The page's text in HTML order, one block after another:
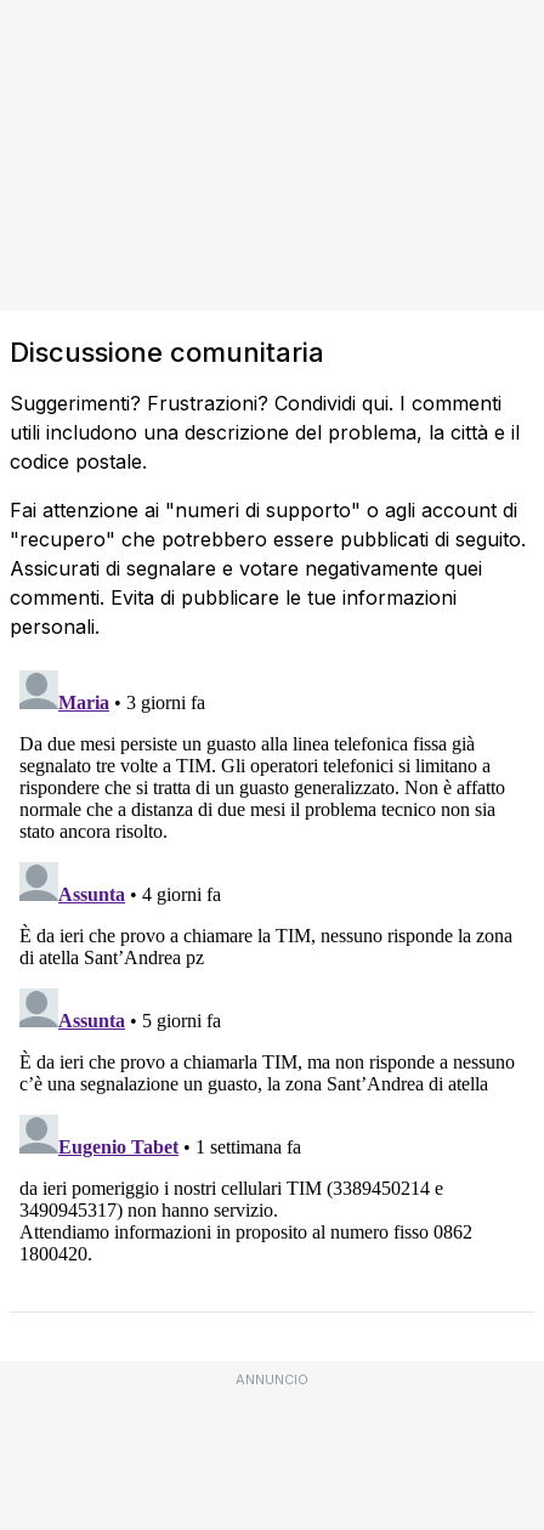
Discussione comunitaria
Suggerimenti? Frustrazioni? Condividi qui. I commenti
utili includono una descrizione del problema, la città e il
codice postale.
Fai attenzione ai "numeri di supporto" o agli account di
"recupero" che potrebbero essere pubblicati di seguito.
Assicurati di segnalare e votare negativamente quei
commenti. Evita di pubblicare le tue informazioni
personali.
ANNUNCIO